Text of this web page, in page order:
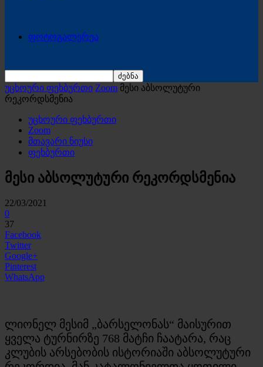
ფოტოგალერეა
უცხოური ფეხბურთი Zoom მესი აბსოლუტური
რეკორდსმენია
უცხოური ფეხბურთი
Zoom
მთავარი ნიუსი
ფეხბურთი
მესი აბსოლუტური რეკორდსმენია
22/03/2021
0
37
Facebook
Twitter
Google+
Pinterest
WhatsApp
ლიონელ მესიმ „ბარსელონას“ მაისურით
ყველა ტურნირზე 768 მატჩი ჩაატარა, რაც
კლუბის არსებობის ისტორიაში აბსოლუტური